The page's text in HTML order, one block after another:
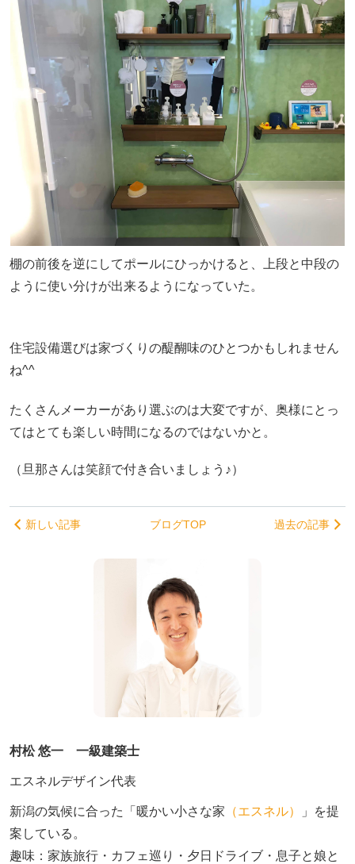
棚の前後を逆にしてポールにひっかけると、上段と中段の
ように使い分けが出来るようになっていた。
住宅設備選びは家づくりの醍醐味のひとつかもしれません
ね^^
たくさんメーカーがあり選ぶのは大変ですが、奥様にとっ
てはとても楽しい時間になるのではないかと。
（旦那さんは笑顔で付き合いましょう♪）
新しい記事 ブログTOP 過去の記事
村松 悠一 一級建築士
エスネルデザイン代表
新潟の気候に合った「暖かい小さな家 （エスネル）
」を提
案している。
趣味：家族旅行・カフェ巡り・夕日ドライブ・息子と娘と